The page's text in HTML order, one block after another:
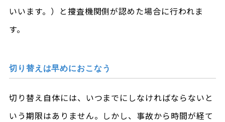
いいます。）と捜査機関側が認めた場合に行われま
す。
切り替えは早めにおこなう
切り替え自体には、いつまでにしなければならないと
いう期限はありません。しかし、事故から時間が経て